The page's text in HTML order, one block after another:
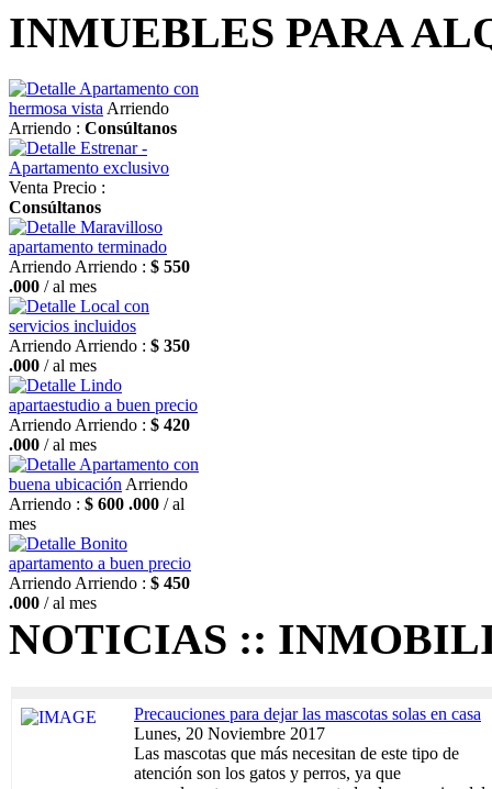
INMUEBLES PARA
Apartamento con
hermosa vista Arriendo
Arriendo : Consúltanos
Estrenar -
Apartamento exclusivo
Venta Precio :
Consúltanos
Maravilloso
apartamento terminado
Arriendo Arriendo : $ 550
.000 / al mes
Local con
servicios incluidos
Arriendo Arriendo : $ 350
.000 / al mes
Lindo
apartaestudio a buen precio
Arriendo Arriendo : $ 420
.000 / al mes
Apartamento con
buena ubicación Arriendo
Arriendo : $ 600 .000 / al
mes
Bonito
apartamento a buen precio
Arriendo Arriendo : $ 450
.000 / al mes
NOTICIAS ::
Precauciones para dejar las mascotas solas en casa
Lunes, 20 Noviembre 2017
Las mascotas que más necesitan de este tipo de
atención son los gatos y perros, ya que